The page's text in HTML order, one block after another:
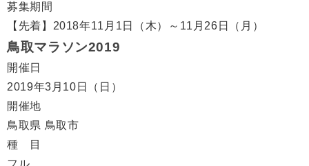
募集期間
【先着】2018年11月1日（木）～11月26日（月）
鳥取マラソン2019
開催日
2019年3月10日（日）
開催地
鳥取県 鳥取市
種 目
フル